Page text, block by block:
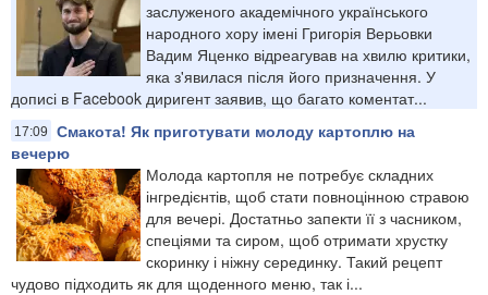
заслуженого академічного українського
народного хору імені Григорія Верьовки
Вадим Яценко відреагував на хвилю критики,
яка з'явилася після його призначення. У
дописі в Facebook диригент заявив, що багато коментат...
17:09
Смакота! Як приготувати молоду картоплю на
вечерю
Молода картопля не потребує складних
інгредієнтів, щоб стати повноцінною стравою
для вечері. Достатньо запекти її з часником,
спеціями та сиром, щоб отримати хрустку
скоринку і ніжну серединку. Такий рецепт
чудово підходить як для щоденного меню, так і...